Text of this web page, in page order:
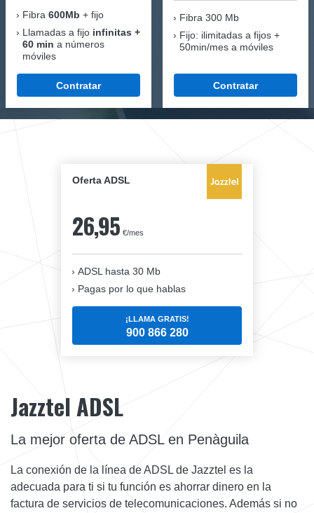
Fibra 600Mb + fijo
Llamadas a fijo infinitas +
60 min a números
móviles
Contratar
Fibra 300 Mb
Fijo: ilimitadas a fijos +
50min/mes a móviles
Contratar
Oferta ADSL
26,95 €/mes
ADSL hasta 30 Mb
Pagas por lo que hablas
¡LLAMA GRATIS!
900 866 280
Jazztel ADSL
La mejor oferta de ADSL en Penàguila
La conexión de la línea de ADSL de Jazztel es la
adecuada para ti si tu función es ahorrar dinero en la
factura de servicios de telecomunicaciones. Además si no